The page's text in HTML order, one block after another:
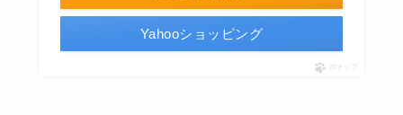
Yahooショッピング
ポチップ